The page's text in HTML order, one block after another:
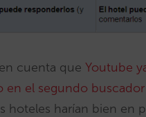
cuenta que Youtube
en el segundo
hoteles harían bien en